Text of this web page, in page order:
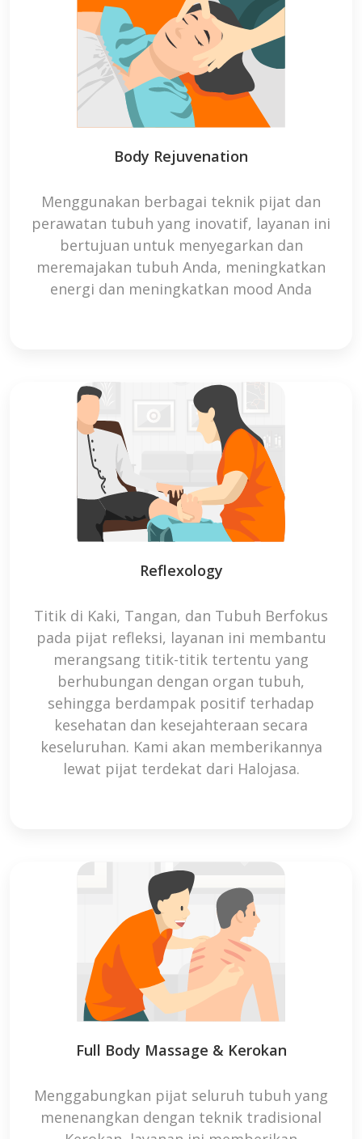
Body Rejuvenation
Menggunakan berbagai teknik pijat dan
perawatan tubuh yang inovatif, layanan ini
bertujuan untuk menyegarkan dan
meremajakan tubuh Anda, meningkatkan
energi dan meningkatkan mood Anda
Reflexology
Titik di Kaki, Tangan, dan Tubuh Berfokus
pada pijat refleksi, layanan ini membantu
merangsang titik-titik tertentu yang
berhubungan dengan organ tubuh,
sehingga berdampak positif terhadap
kesehatan dan kesejahteraan secara
keseluruhan. Kami akan memberikannya
lewat pijat terdekat dari Halojasa.
Full Body Massage & Kerokan
Menggabungkan pijat seluruh tubuh yang
menenangkan dengan teknik tradisional